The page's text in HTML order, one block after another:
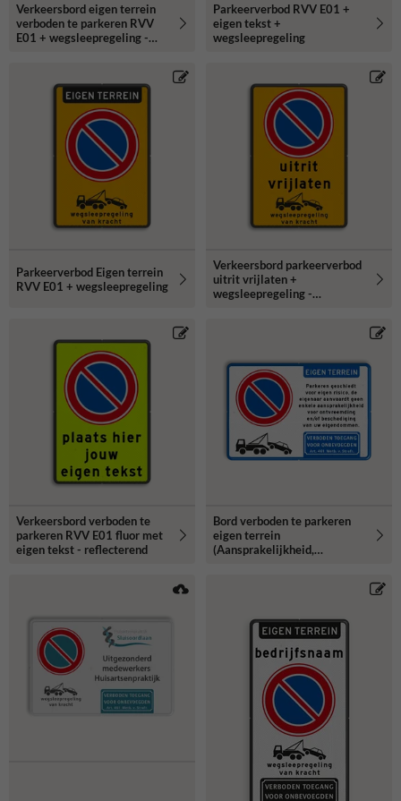
Verkeersbord eigen terrein
verboden te parkeren RVV
E01 + wegsleepregeling -
Parkeerverbod RVV E01 +
eigen tekst +
wegsleepregeling
Parkeerverbod Eigen terrein
RVV E01 + wegsleepregeling
Verkeersbord parkeerverbod
uitrit vrijlaten +
wegsleepregeling -
Verkeersbord verboden te
parkeren RVV E01 fluor met
eigen tekst - reflecterend
Bord verboden te parkeren
eigen terrein
(Aansprakelijkheid,